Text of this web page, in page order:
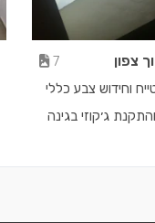
צפון
7
וחידוש צבע כללי
ג׳קוזי בגינה